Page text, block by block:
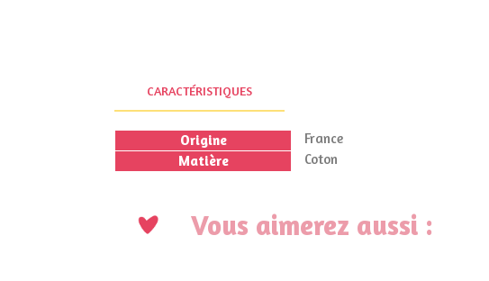
CARACTÉRISTIQUES
Origine
France
Matière
Coton
Vous aimerez aussi :